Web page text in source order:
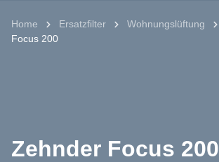
Home Ersatzfilter Wohnungslüftung
Focus 200
Zehnder Focus 200